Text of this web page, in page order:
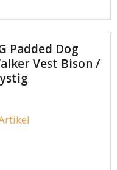
Padded Dog
Vest Bison /